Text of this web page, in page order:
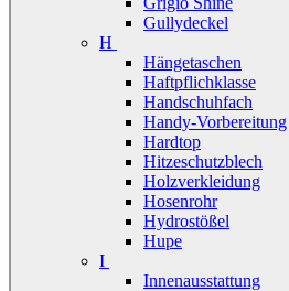
Gullydeckel
H
Hängetaschen
Haftpflichklasse
Handschuhfach
Handy-Vorbereitung
Hardtop
Hitzeschutzblech
Holzverkleidung
Hosenrohr
Hydrostößel
Hupe
I
Innenausstattung